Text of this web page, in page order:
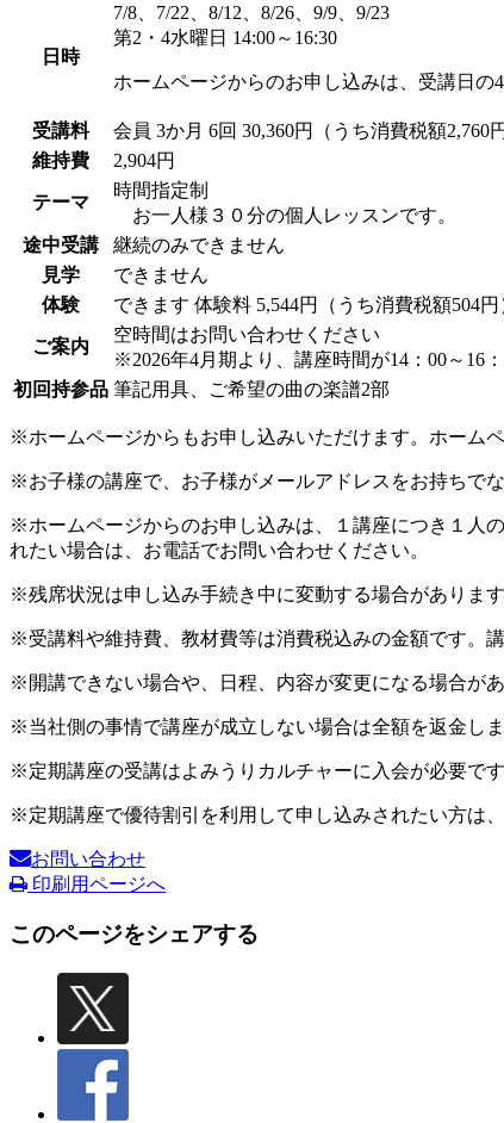
日時
7/8、7/22、8/12、8/26、9/9、9/23
第2・4水曜日 14:00～16:30
ホームページからのお申し込みは、受講日の
受講料 会員 3か月 6回 30,360円（うち消費税額2,760円
維持費
2,904円
テーマ
時間指定制
お一人様３０分の個人レッスンです。
途中受講
継続のみできません
見学
できません
体験
できます 体験料 5,544円（うち消費税額504円
ご案内
空時間はお問い合わせください
※2026年4月期より、講座時間が14：00～16
初回持参品 筆記用具、ご希望の曲の楽譜2部
※ホームページからもお申し込みいただけます。ホーム
※お子様の講座で、お子様がメールアドレスをお持ちで
※ホームページからのお申し込みは、１講座につき１人
れたい場合は、お電話でお問い合わせください。
※残席状況は申し込み手続き中に変動する場合があります
※受講料や維持費、教材費等は消費税込みの金額です。
※開講できない場合や、日程、内容が変更になる場合があ
※当社側の事情で講座が成立しない場合は全額を返金し
※定期講座の受講はよみうりカルチャーに入会が必要で
※定期講座で優待割引を利用して申し込みされたい方は
お問い合わせ
印刷用ページへ
このページをシェアする